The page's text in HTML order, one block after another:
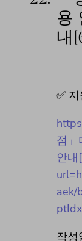
용
내
✅
점」
안
aek/
작